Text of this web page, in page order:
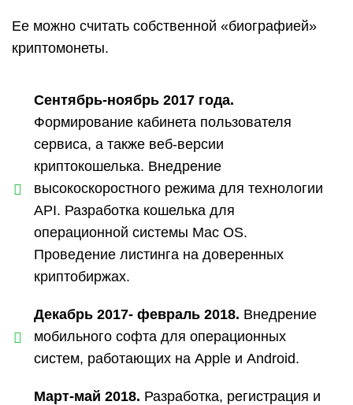
Ее можно считать собственной «биографией»
криптомонеты.
Сентябрь-ноябрь 2017 года.
Формирование кабинета пользователя
сервиса, а также веб-версии
криптокошелька. Внедрение
высокоскоростного режима для технологии
API. Разработка кошелька для
операционной системы Mac OS.
Проведение листинга на доверенных
криптобиржах.
Декабрь 2017- февраль 2018. Внедрение
мобильного софта для операционных
систем, работающих на Apple и Android.
Март-май 2018. Разработка, регистрация и